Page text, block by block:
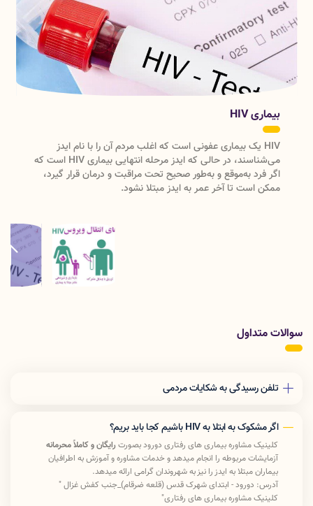
برگزاری پویش ملی سلامت دهان و دندان در شهرستان دورود
توضیحات سرکارخانم دکترقربانی رئیس گروه دفتر سلامت دهان و دندان
وزارت بهداشت در خصوص پویش ملی دهان و دندان
پرسشنامه ارزیابی پویش ملی سلامت دهان و دندان
پویش ملی سلامت دهان و دندان از شنبه 19 مهر
بیماری HIV
HIV یک بیماری عفونی است که اغلب مردم آن را با نام ایدز
می‌شناسند، در حالی که ایدز مرحله انتهایی بیماری HIV است که
اگر فرد به‌موقع و به‌طور صحیح تحت مراقبت و درمان قرار گیرد،
ممکن است تا آخر عمر به ایدز مبتلا نشود.
سوالات متداول
تلفن رسیدگی به شکایات مردمی
اگر مشکوک به ابتلا به HIV باشیم کجا باید بریم؟
کلینیک مشاوره بیماری های رفتاری دورود بصورت رایگان و کاملاً محرمانه
آزمایشات مربوطه را انجام میدهد وخدمات مشاوره و آموزش به اطرافیان
بیماران مبتلا به ایدز را نیز به شهروندان گرامی ارائه میدهد.
آدرس: دورود - ابتدای شهرک قدس (قلعه ضرقام)_جنب کفش غزال "
کلینیک مشاوره بیماری های رفتاری"